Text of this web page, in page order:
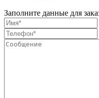
Заполните данные для